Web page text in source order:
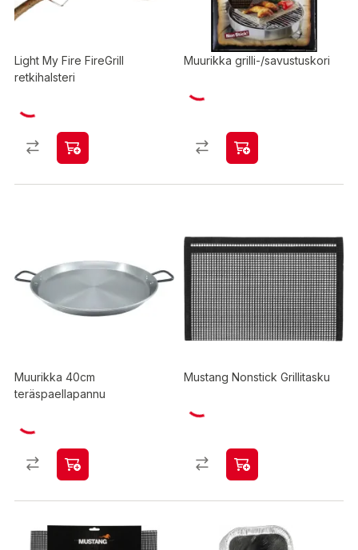
Light My Fire FireGrill
retkihalsteri
Muurikka grilli-/savustuskori
Muurikka 40cm
teräspaellapannu
Mustang Nonstick Grillitasku